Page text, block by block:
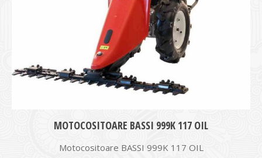
MOTOCOSITOARE BASSI 999K 117 OIL
Motocositoare BASSI 999K 117 OIL